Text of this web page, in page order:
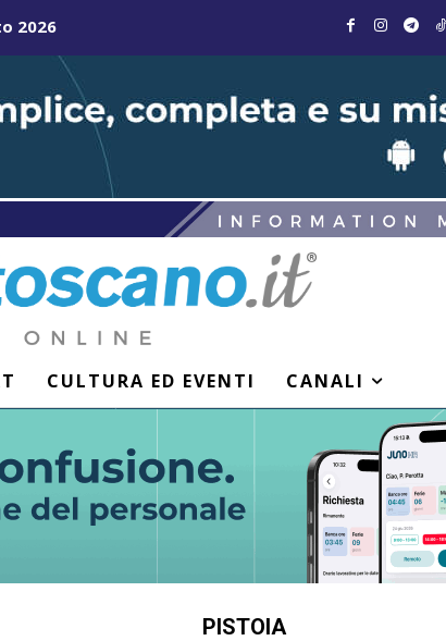
2026
CULTURA ED EVENTI CANALI
PISTOIA